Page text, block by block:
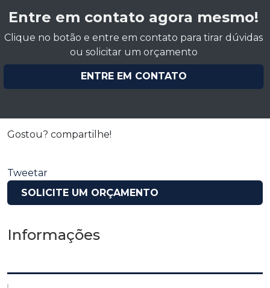
Entre em contato agora mesmo!
Clique no botão e entre em contato para tirar dúvidas
ou solicitar um orçamento
ENTRE EM CONTATO
Gostou? compartilhe!
Tweetar
SOLICITE UM ORÇAMENTO
Informações